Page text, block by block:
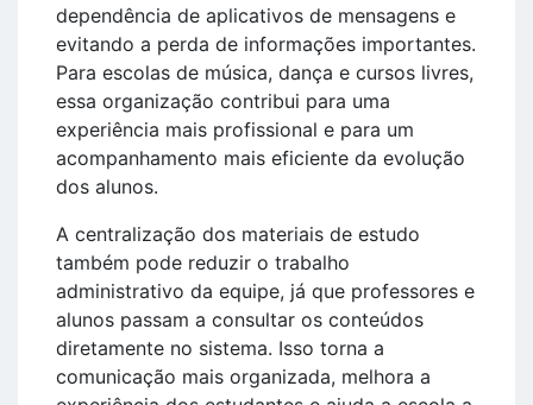
dependência de aplicativos de mensagens e
evitando a perda de informações importantes.
Para escolas de música, dança e cursos livres,
essa organização contribui para uma
experiência mais profissional e para um
acompanhamento mais eficiente da evolução
dos alunos.
A centralização dos materiais de estudo
também pode reduzir o trabalho
administrativo da equipe, já que professores e
alunos passam a consultar os conteúdos
diretamente no sistema. Isso torna a
comunicação mais organizada, melhora a